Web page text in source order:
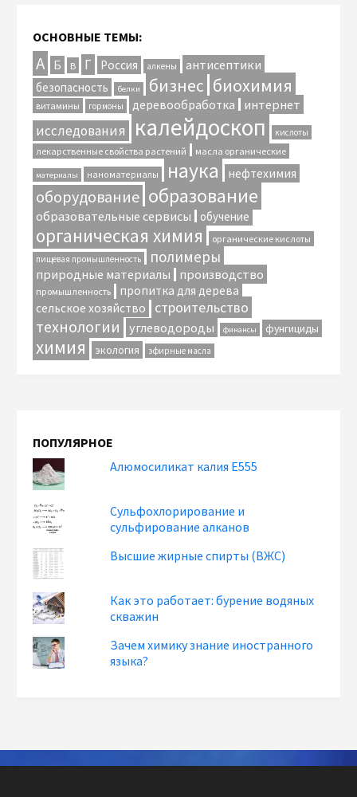
ОСНОВНЫЕ ТЕМЫ:
А Б В Г Россия алкены антисептики
безопасность белки бизнес биохимия
витамины гормоны деревообработка интернет
исследования калейдоскоп кислоты
лекарственные свойства растений масла органические
материалы наноматериалы наука нефтехимия
оборудование образование
образовательные сервисы обучение
органическая химия органические кислоты
пищевая промышленность полимеры
природные материалы производство
промышленность
пропитка для дерева
сельское хозяйство
строительство
технологии углеводороды финансы фунгициды
химия экология эфирные масла
ПОПУЛЯРНОЕ
Алюмосиликат калия Е555
Сульфохлорирование и
сульфирование алканов
Высшие жирные спирты (ВЖС)
Как это работает: бурение водяных
скважин
Зачем химику знание иностранного
языка?